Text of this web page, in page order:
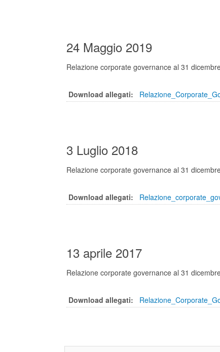
24 Maggio 2019
Relazione corporate governance al 31
Download allegati:
3 Luglio 2018
Relazione corporate governance al 31
Download allegati:
13 aprile 2017
Relazione corporate governance al 31
Download allegati: